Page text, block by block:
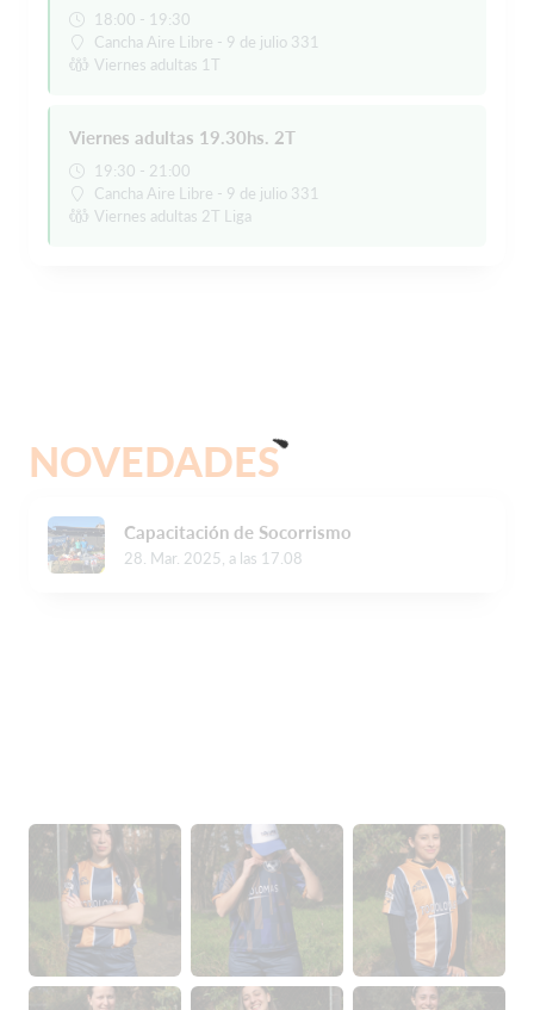
18:00 - 19:30
Cancha Aire Libre - 9 de julio 331
Viernes adultas 1T
Viernes adultas 19.30hs. 2T
19:30 - 21:00
Cancha Aire Libre - 9 de julio 331
Viernes adultas 2T Liga
NOVEDADES
Capacitación de Socorrismo
28. Mar. 2025, a las 17.08